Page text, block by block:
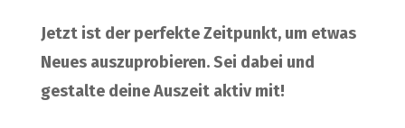
Jetzt ist der per­fek­te Zeit­punkt, um etwas
Neu­es aus­zu­pro­bie­ren. Sei dabei und
gestal­te dei­ne Aus­zeit aktiv mit!